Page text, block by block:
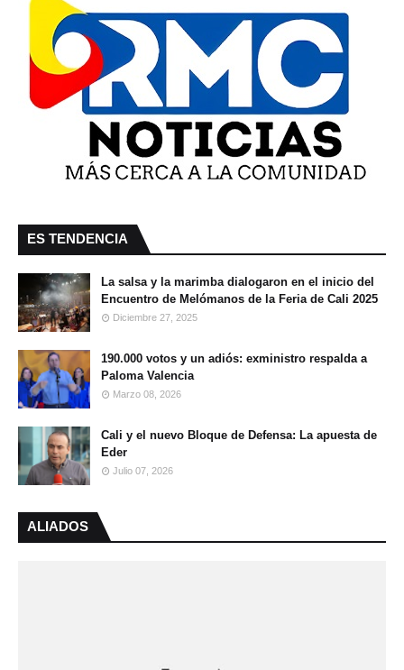
ES TENDENCIA
La salsa y la marimba dialogaron en el inicio del
Encuentro de Melómanos de la Feria de Cali 2025
Diciembre 27, 2025
190.000 votos y un adiós: exministro respalda a
Paloma Valencia
Marzo 08, 2026
Cali y el nuevo Bloque de Defensa: La apuesta de
Eder
Julio 07, 2026
ALIADOS